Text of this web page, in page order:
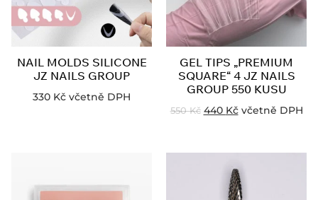
NAIL MOLDS SILICONE
JZ NAILS GROUP
330 Kč včetně DPH
GEL TIPS „PREMIUM
SQUARE“ 4 JZ NAILS
GROUP 550 KUSU
550Kč 440 Kč včetně DPH